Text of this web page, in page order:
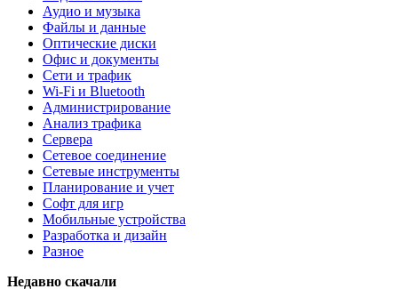
Аудио и музыка
Файлы и данные
Оптические диски
Офис и документы
Сети и трафик
Wi-Fi и Bluetooth
Администрирование
Анализ трафика
Сервера
Сетевое соединение
Сетевые инструменты
Планирование и учет
Софт для игр
Мобильные устройства
Разработка и дизайн
Разное
Недавно скачали